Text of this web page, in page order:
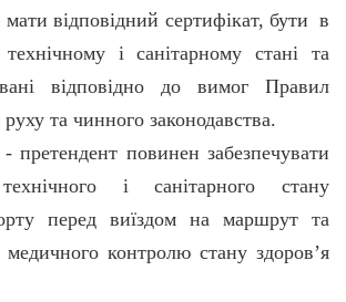
мати відповідний сертифікат, бути в
і санітарному стані та
відповідно до вимог Правил
та чинного законодавства.
претендент повинен забезпечувати
і санітарного стану
перед виїздом на маршрут та
медичного контролю стану здоров’я